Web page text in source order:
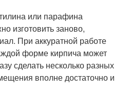
или парафина
изготовить заново,
При аккуратной работе
форме кирпича может
сделать несколько разных
вполне достаточно и